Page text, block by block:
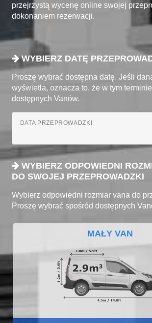
przejrzystą wycenę online swojej
dokonaniem rezerwacji.
WYBIERZ DATĘ
Proszę wybrać dostępna datę. Jeśli
wyświetla, oznacza to, że w tym
dostępnych Vanów.
DATA PRZEPROWADZKI
WYBIERZ ODPOWIEDNI
DO SWOJEJ PRZEPROWADZKI
Wybierz odpowiedni rozmiar vana do
Proszę wybrać spośród dostępnych
MAŁY VAN